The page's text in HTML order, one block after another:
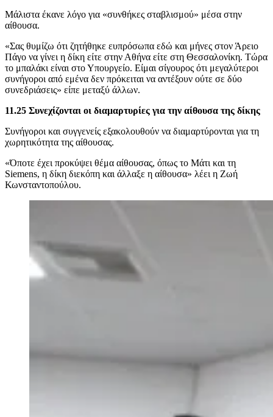
Μάλιστα έκανε λόγο για «συνθήκες σταβλισμού» μέσα στην
αίθουσα.
«Σας θυμίζω ότι ζητήθηκε ευπρόσωπα εδώ και μήνες στον Άρειο
Πάγο να γίνει η δίκη είτε στην Αθήνα είτε στη Θεσσαλονίκη. Τώρα
το μπαλάκι είναι στο Υπουργείο. Είμαι σίγουρος ότι μεγαλύτεροι
συνήγοροι από εμένα δεν πρόκειται να αντέξουν ούτε σε δύο
συνεδριάσεις» είπε μεταξύ άλλων.
11.25 Συνεχίζονται οι διαμαρτυρίες για την αίθουσα της δίκης
Συνήγοροι και συγγενείς εξακολουθούν να διαμαρτύρονται για τη
χωρητικότητα της αίθουσας.
«Όποτε έχει προκύψει θέμα αίθουσας, όπως το Μάτι και τη
Siemens, η δίκη διεκόπη και άλλαξε η αίθουσα» λέει η Ζωή
Κωνσταντοπούλου.